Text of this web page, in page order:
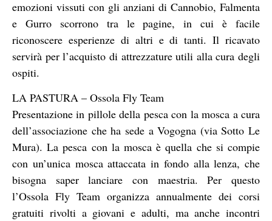
emozioni vissuti con gli anziani di Cannobio, Falmenta
e Gurro scorrono tra le pagine, in cui è facile
riconoscere esperienze di altri e di tanti. Il ricavato
servirà per l’acquisto di attrezzature utili alla cura degli
ospiti.
LA PASTURA – Ossola Fly Team
Presentazione in pillole della pesca con la mosca a cura
dell’associazione che ha sede a Vogogna (via Sotto Le
Mura). La pesca con la mosca è quella che si compie
con un’unica mosca attaccata in fondo alla lenza, che
bisogna saper lanciare con maestria. Per questo
l’Ossola Fly Team organizza annualmente dei corsi
gratuiti rivolti a giovani e adulti, ma anche incontri